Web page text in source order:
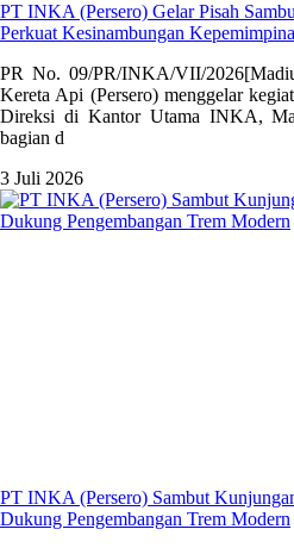
PT INKA (Persero) Gelar Pisah
Perkuat Kesinambungan
PR No. 09/PR/INKA/VII/
Kereta Api (Persero) menggelar
Direksi di Kantor Utama INKA,
bagian d
3 Juli 2026
PT INKA (Persero) Sambut
Dukung Pengembangan Trem Modern